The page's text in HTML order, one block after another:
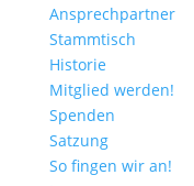
Ansprechpartner
Stammtisch
Historie
Mitglied werden!
Spenden
Satzung
So fingen wir an!